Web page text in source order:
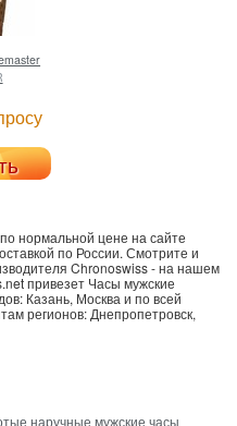
нормальной цене на сайте
по России. Смотрите и
Chronoswiss - на нашем
привезет Часы мужские
Казань, Москва и по всей
регионов: Днепропетровск,
наручные мужские часы